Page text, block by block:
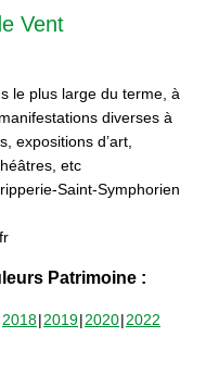
Vent
le plus large du terme, à
diverses à
expositions d’art,
etc
Saint-Symphorien
Patrimoine :
2018 2019 2020 2022